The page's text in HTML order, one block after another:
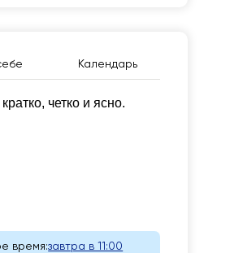
Календарь
четко и ясно.
время:завтра в 11:00